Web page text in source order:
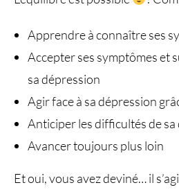
Apprendre à connaître ses
Accepter ses symptômes et
sa dépression
Agir face à sa dépression
Anticiper les difficultés de
Avancer toujours plus loin
Et oui, vous avez deviné… il